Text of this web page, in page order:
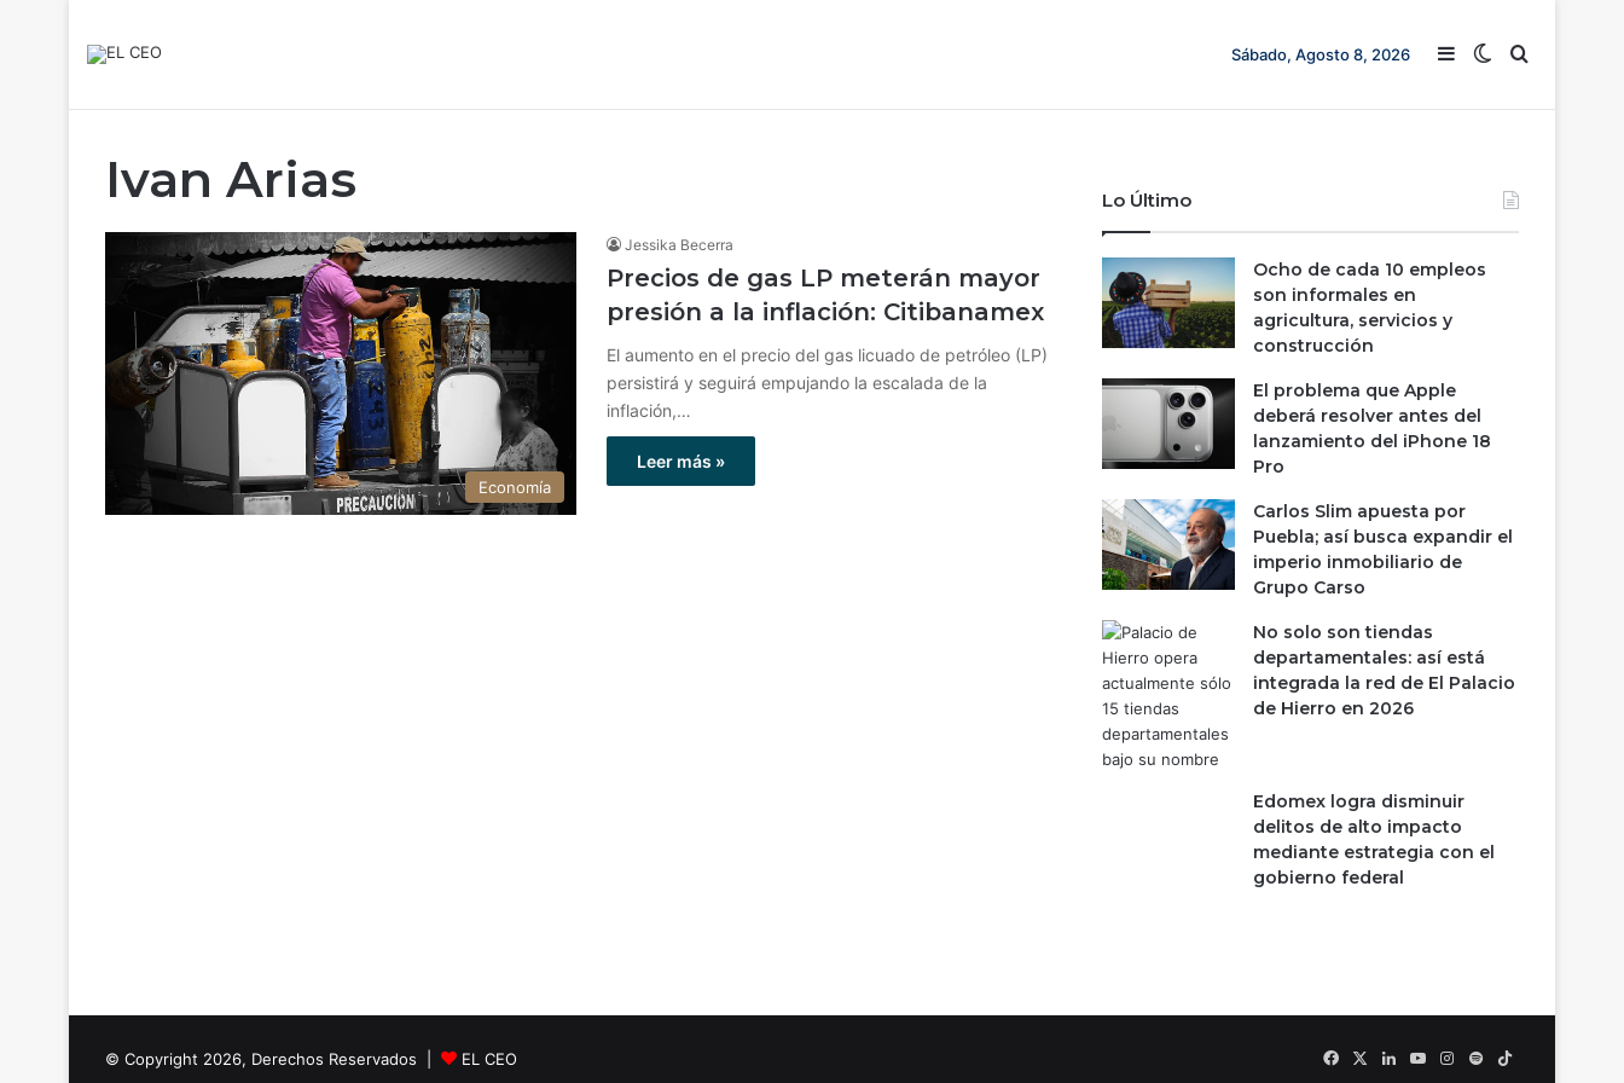
Sábado, Agosto 8, 2026 Barra lateral
Switch skin
Buscar
Ivan Arias
Economía
Jessika Becerra
Precios de gas LP meterán mayor
presión a la inflación: Citibanamex
El aumento en el precio del gas licuado de petróleo (LP)
persistirá y seguirá empujando la escalada de la
inflación,…
Leer más »
Lo Último
Ocho de cada 10 empleos
son informales en
agricultura, servicios y
construcción
El problema que Apple
deberá resolver antes del
lanzamiento del iPhone 18
Pro
Carlos Slim apuesta por
Puebla; así busca expandir el
imperio inmobiliario de
Grupo Carso
No solo son tiendas
departamentales: así está
integrada la red de El Palacio
de Hierro en 2026
Edomex logra disminuir
delitos de alto impacto
mediante estrategia con el
gobierno federal
© Copyright 2026, Derechos Reservados | EL CEO FacebookLinkedInYouTubeInstagram
SpotifyTikTok